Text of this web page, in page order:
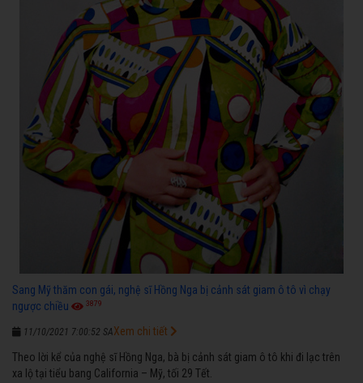
Sang Mỹ thăm con gái, nghệ sĩ Hồng Nga bị cảnh sát giam ô tô vì chạy
ngược chiều
3879
11/10/2021 7:00:52 SA
Theo lời kể của nghệ sĩ Hồng Nga, bà bị cảnh sát giam ô tô khi đi lạc trên
xa lộ tại tiểu bang California – Mỹ, tối 29 Tết.
Xem chi tiết